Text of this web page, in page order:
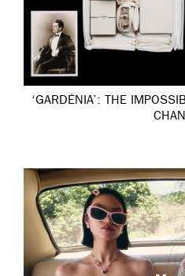
‘GARDÉNIA’: THE